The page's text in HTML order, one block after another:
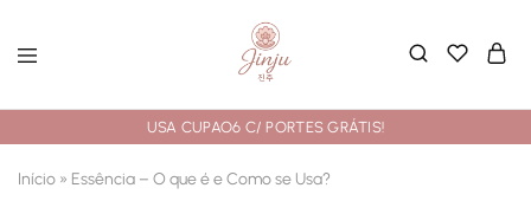
USA CUPAO6 C/ PORTES GRÁTIS!
Início » Essência – O que é e Como se Usa?